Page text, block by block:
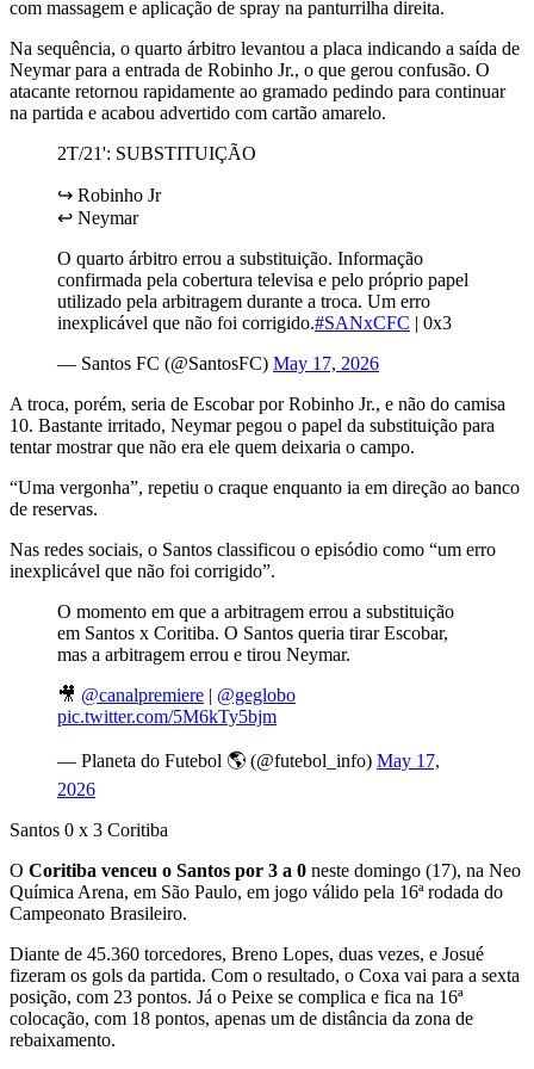
com massagem e aplicação de spray na panturrilha direita.
Na sequência, o quarto árbitro levantou a placa indicando a saída de
Neymar para a entrada de Robinho Jr., o que gerou confusão. O
atacante retornou rapidamente ao gramado pedindo para continuar
na partida e acabou advertido com cartão amarelo.
2T/21': SUBSTITUIÇÃO
↪ Robinho Jr
↩ Neymar
O quarto árbitro errou a substituição. Informação
confirmada pela cobertura televisa e pelo próprio papel
utilizado pela arbitragem durante a troca. Um erro
inexplicável que não foi corrigido.#SANxCFC | 0x3
— Santos FC (@SantosFC) May 17, 2026
A troca, porém, seria de Escobar por Robinho Jr., e não do camisa
10. Bastante irritado, Neymar pegou o papel da substituição para
tentar mostrar que não era ele quem deixaria o campo.
“Uma vergonha”, repetiu o craque enquanto ia em direção ao banco
de reservas.
Nas redes sociais, o Santos classificou o episódio como “um erro
inexplicável que não foi corrigido”.
O momento em que a arbitragem errou a substituição
em Santos x Coritiba. O Santos queria tirar Escobar,
mas a arbitragem errou e tirou Neymar.
🎥 @canalpremiere | @geglobo
pic.twitter.com/5M6kTy5bjm
— Planeta do Futebol 🌎 (@futebol_info) May 17,
2026
Santos 0 x 3 Coritiba
O Coritiba venceu o Santos por 3 a 0 neste domingo (17), na Neo
Química Arena, em São Paulo, em jogo válido pela 16ª rodada do
Campeonato Brasileiro.
Diante de 45.360 torcedores, Breno Lopes, duas vezes, e Josué
fizeram os gols da partida. Com o resultado, o Coxa vai para a sexta
posição, com 23 pontos. Já o Peixe se complica e fica na 16ª
colocação, com 18 pontos, apenas um de distância da zona de
rebaixamento.